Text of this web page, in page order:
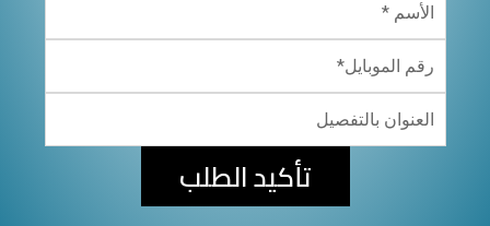
تأكيد الطلب